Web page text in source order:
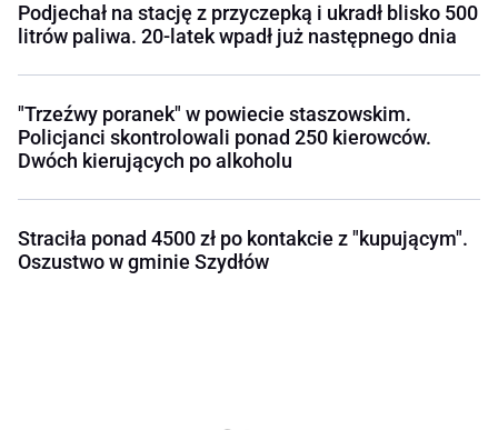
Podjechał na stację z przyczepką i ukradł blisko 500
litrów paliwa. 20-latek wpadł już następnego dnia
"Trzeźwy poranek" w powiecie staszowskim.
Policjanci skontrolowali ponad 250 kierowców.
Dwóch kierujących po alkoholu
Straciła ponad 4500 zł po kontakcie z "kupującym".
Oszustwo w gminie Szydłów